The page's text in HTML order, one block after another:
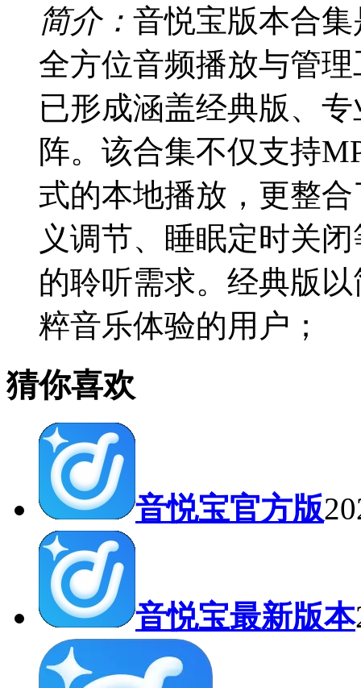
简介： 音悦宝版本合
全方位音频播放与管
已形成涵盖经典版、
阵。该合集不仅支持
式的本地播放，更整
义调节、睡眠定时关
的聆听需求。经典版
粹音乐体验的用户；
猜你喜欢
音悦宝官方版
音悦宝最新版本